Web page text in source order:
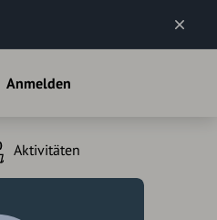
Anmelden
Aktivitäten